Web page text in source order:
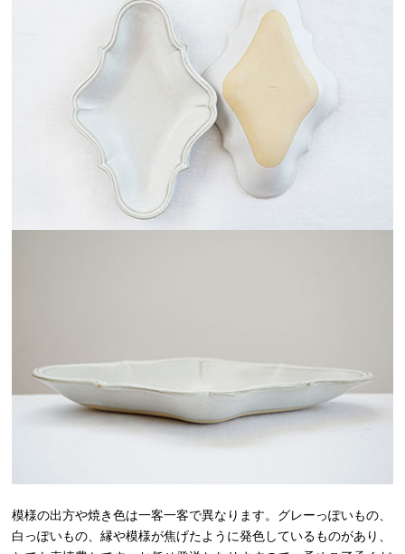
模様の出方や焼き色は一客一客で異なります。グレーっぽいもの、
白っぽいもの、縁や模様が焦げたように発色しているものがあり、